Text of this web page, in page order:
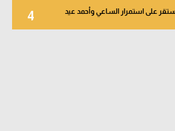
4 على استمرار الساعي وأحمد عيد